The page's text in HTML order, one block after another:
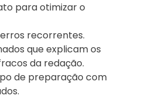
para otimizar o
recorrentes.
que explicam os
da redação.
de preparação com